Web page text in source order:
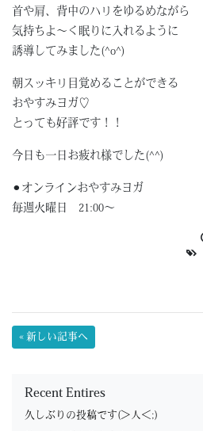
首や肩、背中のハリをゆるめながら
気持ちよ〜く眠りに入れるように
誘導してみました(^o^)
朝スッキリ目覚めることができる
おやすみヨガ♡
とっても好評です！！
今日も一日お疲れ様でした(^^)
⚫︎オンラインおやすみヨガ
毎週火曜日 21:00〜
« 新しい記事へ
Recent Entires
久しぶりの投稿です(＞人＜;)